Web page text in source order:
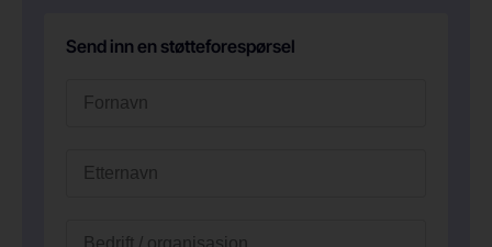
Send inn en støtteforespørsel